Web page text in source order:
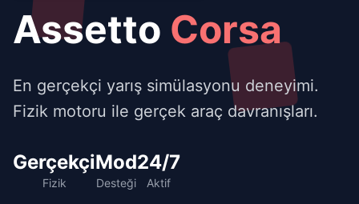
Assetto Corsa
En gerçekçi yarış simülasyonu deneyimi.
Fizik motoru ile gerçek araç davranışları.
Gerçekçi
Fizik
Mod
Desteği
24/7
Aktif